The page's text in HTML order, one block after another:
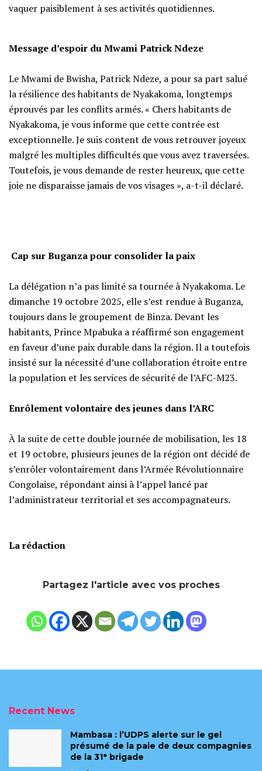
vaquer paisiblement à ses activités quotidiennes.
Message d’espoir du Mwami Patrick Ndeze
‎Le Mwami de Bwisha, Patrick Ndeze, a pour sa part salué
la résilience des habitants de Nyakakoma, longtemps
éprouvés par les conflits armés. « Chers habitants de
Nyakakoma, je vous informe que cette contrée est
exceptionnelle. Je suis content de vous retrouver joyeux
malgré les multiples difficultés que vous avez traversées.
Toutefois, je vous demande de rester heureux, que cette
joie ne disparaisse jamais de vos visages », a-t-il déclaré.
Cap sur Buganza pour consolider la paix
‎La délégation n’a pas limité sa tournée à Nyakakoma. Le
dimanche 19 octobre 2025, elle s’est rendue à Buganza,
toujours dans le groupement de Binza. Devant les
habitants, Prince Mpabuka a réaffirmé son engagement
en faveur d’une paix durable dans la région. Il a toutefois
insisté sur la nécessité d’une collaboration étroite entre
la population et les services de sécurité de l’AFC-M23.
‎Enrôlement volontaire des jeunes dans l’ARC
‎À la suite de cette double journée de mobilisation, les 18
et 19 octobre, plusieurs jeunes de la région ont décidé de
s’enrôler volontairement dans l’Armée Révolutionnaire
Congolaise, répondant ainsi à l’appel lancé par
l’administrateur territorial et ses accompagnateurs.
‎La rédaction
Partagez l'article avec vos proches
Recent News
Mambasa : l’UDPS alerte sur le gel
présumé de la paie de deux compagnies
de la 31ᵉ brigade